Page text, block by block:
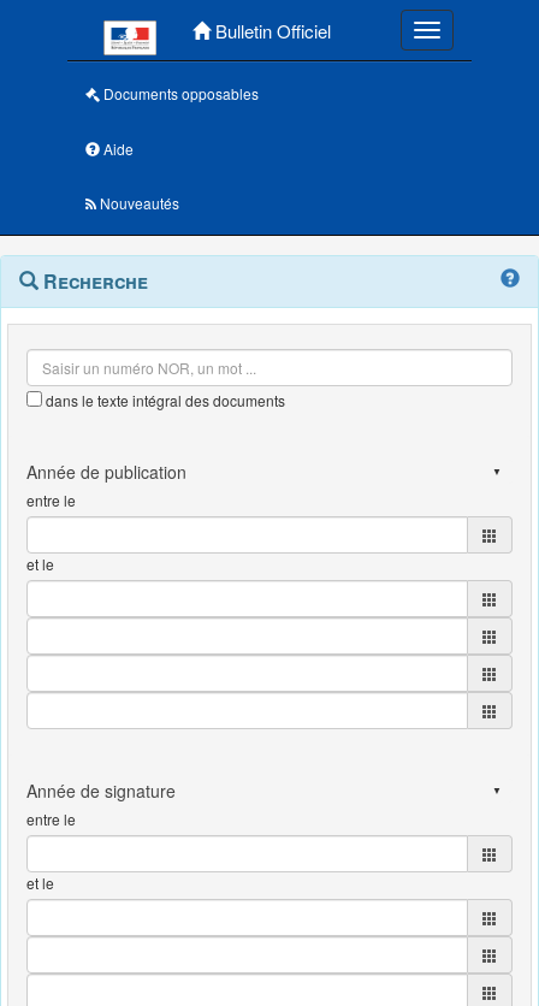
Bulletin Officiel Toggle
Documents opposables
Aide
Nouveautés
Navigation
outils
Menu
contextuel
Recherche
dans le texte intégral des documents
entre le
et le
entre le
et le